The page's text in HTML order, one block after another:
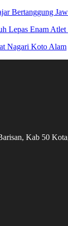
Bertanggung
Lepas Enam
Nagari Koto Alam
Kab 50